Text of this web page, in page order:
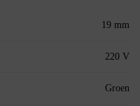
19 mm
220 V
Groen